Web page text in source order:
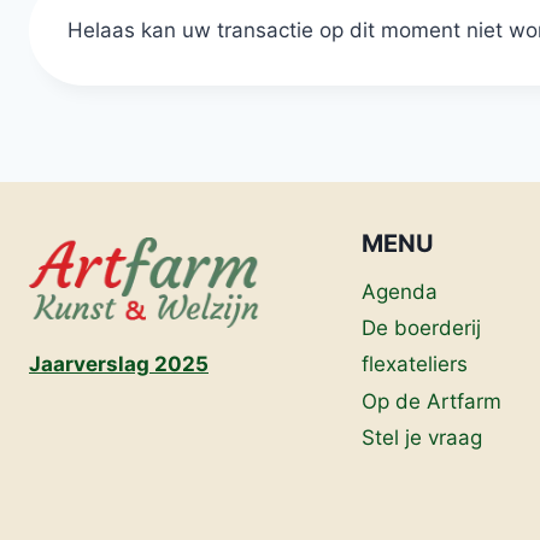
Helaas kan uw transactie op dit moment niet
Jaarverslag 2025
MENU
Agenda
De boerderij
flexateliers
Op de Artfarm
Stel je vraag